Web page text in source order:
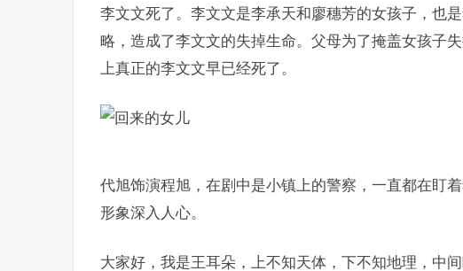
李文文死了。李文文是李承天和廖穗芳的女孩子，也
略，造成了李文文的失掉生命。父母为了掩盖女孩子
上真正的李文文早已经死了。
代旭饰演程旭，在剧中是小镇上的警察，一直都在盯
形象深入人心。
大家好，我是王耳朵，上不知天体，下不知地理，中